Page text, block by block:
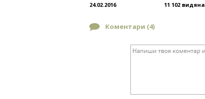
24.02.2016 11 102 видяна
Коментари (4)